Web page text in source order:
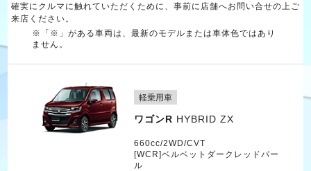
確実にクルマに触れていただくために、事前に店舗へお問い合せの上ご
来店ください。
※「※」がある車両は、最新のモデルまたは車体色ではあり
ません。
軽乗用車
ワゴンR HYBRID ZX
660cc/2WD/CVT
[WCR]ベルベットダークレッドパー
ル